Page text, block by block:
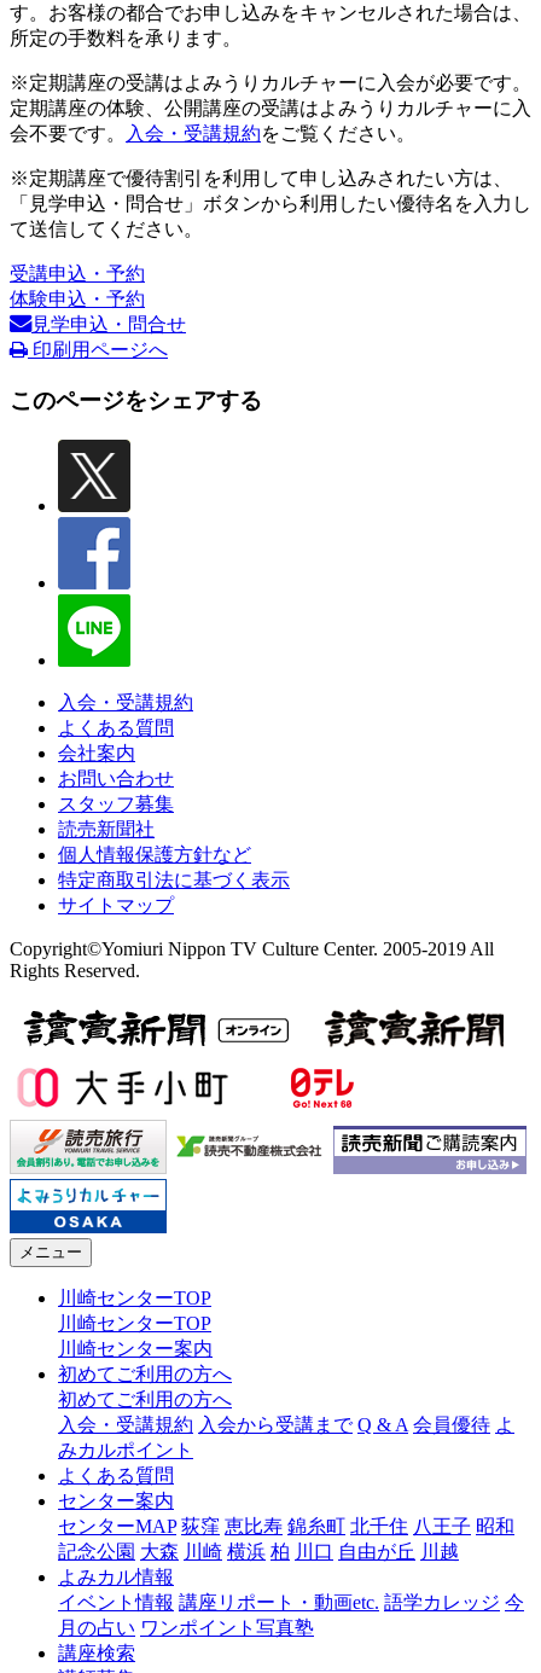
す。お客様の都合でお申し込みをキャンセルされた場合は、
所定の手数料を承ります。
※定期講座の受講はよみうりカルチャーに入会が必要です。
定期講座の体験、公開講座の受講はよみうりカルチャーに入
会不要です。
入会・受講規約をご覧ください。
※定期講座で優待割引を利用して申し込みされたい方は、
「見学申込・問合せ」ボタンから利用したい優待名を入力し
て送信してください。
受講申込・予約
体験申込・予約
見学申込・問合せ
印刷用ページへ
このページをシェアする
入会・受講規約
よくある質問
会社案内
お問い合わせ
スタッフ募集
読売新聞社
個人情報保護方針など
特定商取引法に基づく表示
サイトマップ
Copyright©Yomiuri Nippon TV Culture Center. 2005-2019 All
Rights Reserved.
メニュー
川崎センターTOP
川崎センターTOP
川崎センター案内
初めてご利用の方へ
初めてご利用の方へ
入会・受講規約 入会から受講まで Q & A 会員優待 よ
みカルポイント
よくある質問
センター案内
センターMAP 荻窪 恵比寿 錦糸町 北千住 八王子 昭和
記念公園 大森 川崎 横浜 柏 川口 自由が丘 川越
よみカル情報
イベント情報 講座リポート・動画etc. 語学カレッジ 今
月の占い ワンポイント写真塾
講座検索